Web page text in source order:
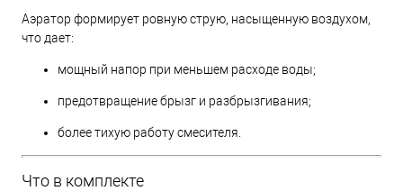
Аэратор формирует ровную струю, насыщенную воздухом,
что дает:
мощный напор при меньшем расходе воды;
предотвращение брызг и разбрызгивания;
более тихую работу смесителя.
Что в комплекте